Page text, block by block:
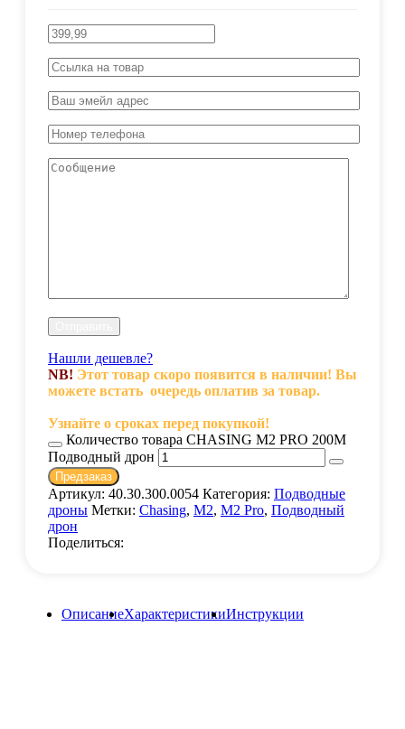
Нашли дешевле?
NB! Этот товар скоро появится в наличии! Вы
можете встать очередь оплатив за товар.
Узнайте о сроках перед покупкой!
Количество товара CHASING M2 PRO 200M
Подводный дрон
Предзаказ
Артикул: 40.30.300.0054 Категория: Подводные
дроны Метки: Chasing, M2, M2 Pro, Подводный
дрон
Поделиться:
ОписаниеХарактеристикиИнструкции